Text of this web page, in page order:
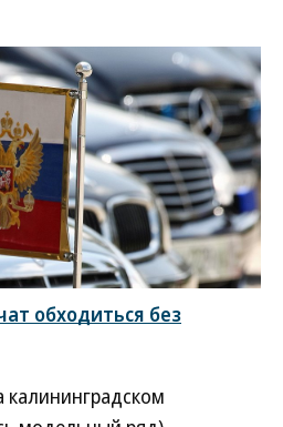
обходиться без
калининградском